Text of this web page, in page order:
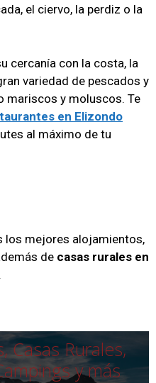
el ciervo, la perdiz o la
cercanía con la costa, la
variedad de pescados y
mariscos y moluscos. Te
en Elizondo
al máximo de tu
los mejores alojamientos,
de casas rurales en
Casas Rurales,
y más